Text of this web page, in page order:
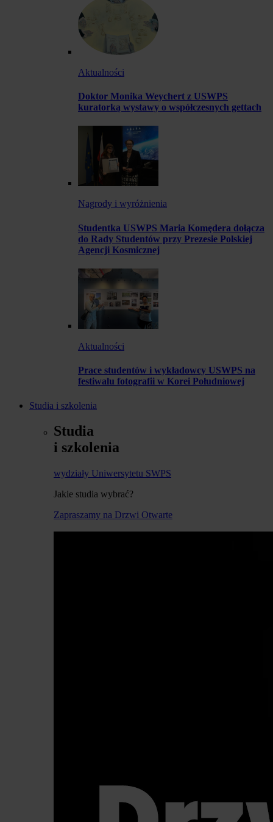
Aktualności
Doktor Monika Weychert z USWPS
kuratorką wystawy o współczesnych gettach
Nagrody i wyróżnienia
Studentka USWPS Maria Komędera dołącza
do Rady Studentów przy Prezesie Polskiej
Agencji Kosmicznej
Aktualności
Prace studentów i wykładowcy USWPS na
festiwalu fotografii w Korei Południowej
Studia i szkolenia
Studia
i szkolenia
wydziały Uniwersytetu SWPS
Jakie studia wybrać?
Zapraszamy na Drzwi Otwarte